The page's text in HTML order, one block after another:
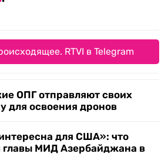
RTVI в Telegram
ОПГ отправляют своих
для освоения дронов
для США»: что
главы МИД Азербайджана в